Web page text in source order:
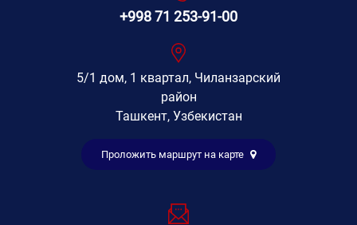
+998 71 253-91-00
5/1 дом, 1 квартал, Чиланзарский
район
Ташкент, Узбекистан
Проложить маршрут на карте